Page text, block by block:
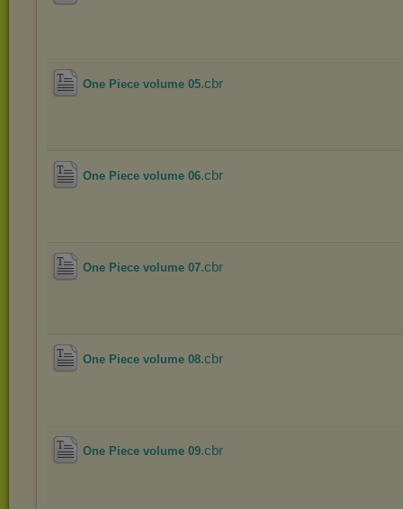
One Piece volume 05.cbr
One Piece volume 06.cbr
One Piece volume 07.cbr
One Piece volume 08.cbr
One Piece volume 09.cbr